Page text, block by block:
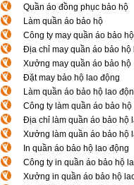
Quần áo đồng phục bảo hộ
Làm quần áo bảo hộ
Công ty may quần áo bảo hộ
Địa chỉ may quần áo bảo hộ
Xưởng may quần áo bảo hộ
Đặt may bảo hộ lao động
Làm quần áo bảo hộ lao
Công ty làm quần áo bảo hộ
Địa chỉ làm quần áo bảo hộ
Xưởng làm quần áo bảo hộ
In quần áo bảo hộ lao động
Công ty in quần áo bảo hộ
Xưởng in quần áo bảo hộ